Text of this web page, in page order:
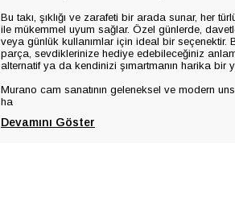
Bu takı, şıklığı ve zarafeti bir arada sunar, her
ile mükemmel uyum sağlar. Özel günlerde,
veya günlük kullanımlar için ideal bir seçenektir.
parça, sevdiklerinize hediye edebileceğiniz
alternatif ya da kendinizi şımartmanın harika bir
Murano cam sanatının geleneksel ve modern
ha
Devamını Göster